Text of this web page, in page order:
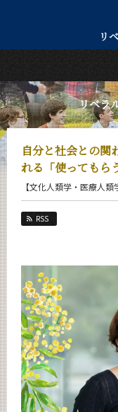
リ
リベラ
自分と社会との関
れる「使ってもら
【文化人類学・医療人
RSS
日本語
トップページ
Top Page
リベラルアーツ研
About Us
教育
Education
研究
教員紹介
faculty
リベラルアーツ研
News
News 一覧
カテゴリ別
月別